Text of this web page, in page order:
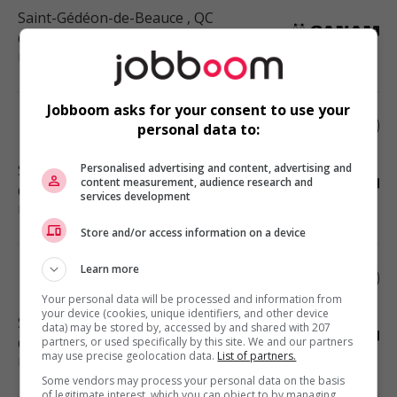
Saint-Gédéon-de-Beauce , QC
Construction, production et
Électricien(ne)
Saint-Gédéon-de-Beauce, QC
Construction, production et
Formateur(trice) de production
Saint-Gédéon-de-Beauce, QC
Construction, production et
manutention
Jobboom asks for your consent to use your
personal data to:
Personalised advertising and content, advertising and
content measurement, audience research and
services development
Store and/or access information on a device
Learn more
Your personal data will be processed and information from
your device (cookies, unique identifiers, and other device
data) may be stored by, accessed by and shared with 207
partners, or used specifically by this site. We and our partners
may use precise geolocation data. List of partners.
Some vendors may process your personal data on the basis